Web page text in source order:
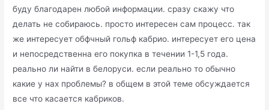
буду благодарен любой информации. сразу скажу что
делать не собираюсь. просто интересен сам процесс. так
же интересует обфчный гольф кабрио. интересует его цена
и непосредственна его покупка в течении 1-1,5 года.
реально ли найти в белоруси. если реально то обычно
какие у нах проблемы? в общем в этой теме обсуждается
все что касается кабриков.